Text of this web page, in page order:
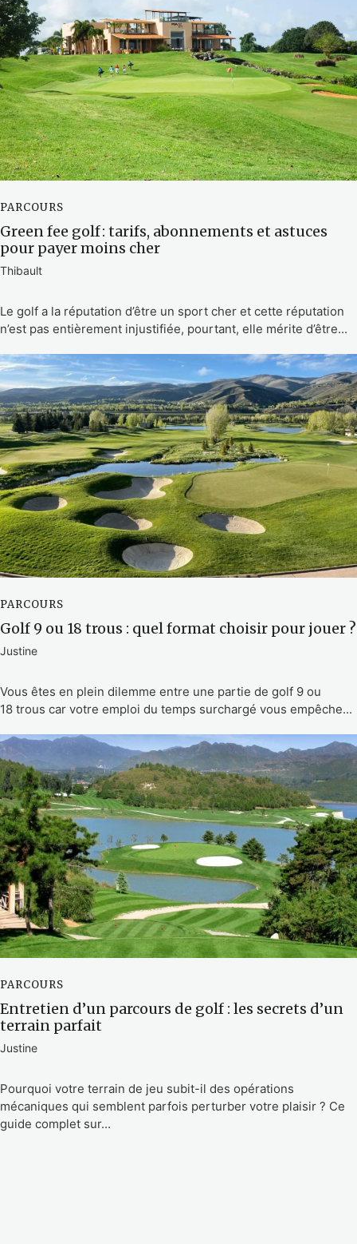
PARCOURS
Green fee golf : tarifs, abonnements et astuces
pour payer moins cher
Thibault
Le golf a la réputation d’être un sport cher et cette réputation
n’est pas entièrement injustifiée, pourtant, elle mérite d’être...
PARCOURS
Golf 9 ou 18 trous : quel format choisir pour jouer ?
Justine
Vous êtes en plein dilemme entre une partie de golf 9 ou
18 trous car votre emploi du temps surchargé vous empêche...
PARCOURS
Entretien d’un parcours de golf : les secrets d’un
terrain parfait
Justine
Pourquoi votre terrain de jeu subit-il des opérations
mécaniques qui semblent parfois perturber votre plaisir ? Ce
guide complet sur...